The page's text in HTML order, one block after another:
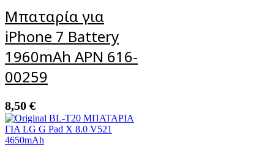
Μπαταρία για
iPhone 7 Battery
1960mAh APN 616-
00259
8,50 €